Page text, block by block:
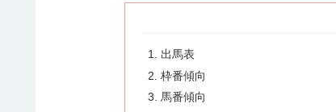
出馬表
枠番傾向
馬番傾向